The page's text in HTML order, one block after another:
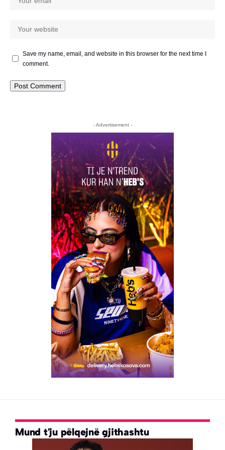
Save my name, email, and website in this browser for the next time I
comment.
- Advertisement -
Mund t'ju pëlqejnë gjithashtu